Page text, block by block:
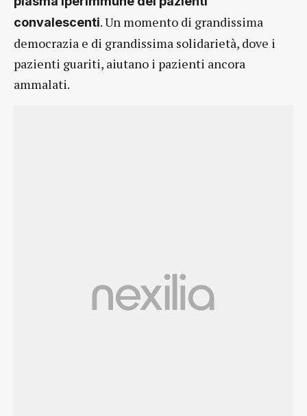
convalescenti. Un momento di grandissima
democrazia e di grandissima solidarietà, dove i
pazienti guariti, aiutano i pazienti ancora
ammalati.